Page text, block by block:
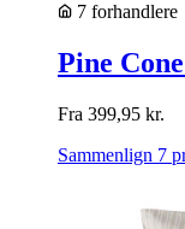
7 forhandlere
Pine
Fra 399,95 kr.
Sammenlign 7